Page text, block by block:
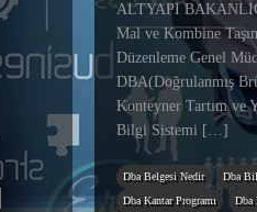
ALTYAPI
Mal ve Kombine
Düzenleme Genel
DBA(Doğrulanmış
Konteyner Tartım ve
Bilgi Sistemi […]
Dba Belgesi Nedir
Dba
Dba Kantar Programı
Dba